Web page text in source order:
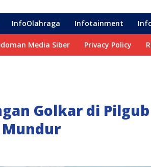
InfoOlahraga Infotainment
Media Siber Privacy Policy
Golkar di Pilgub
Mundur